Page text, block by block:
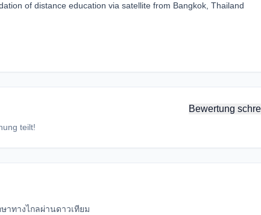
of distance education via satellite from Bangkok, Thailand
Bewertung
teilt!
าทางไกลผ่านดาวเทียม